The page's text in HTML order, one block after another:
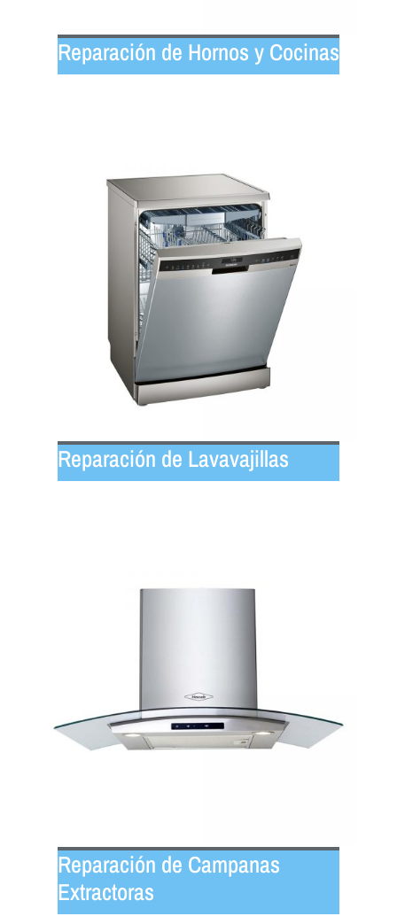
Reparación de Hornos y Cocinas
Reparación de Lavavajillas
Reparación de Campanas
Extractoras